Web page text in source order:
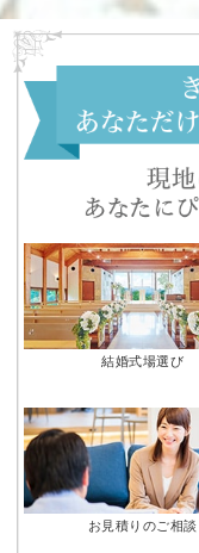
結婚式場選び
お見積りのご相談